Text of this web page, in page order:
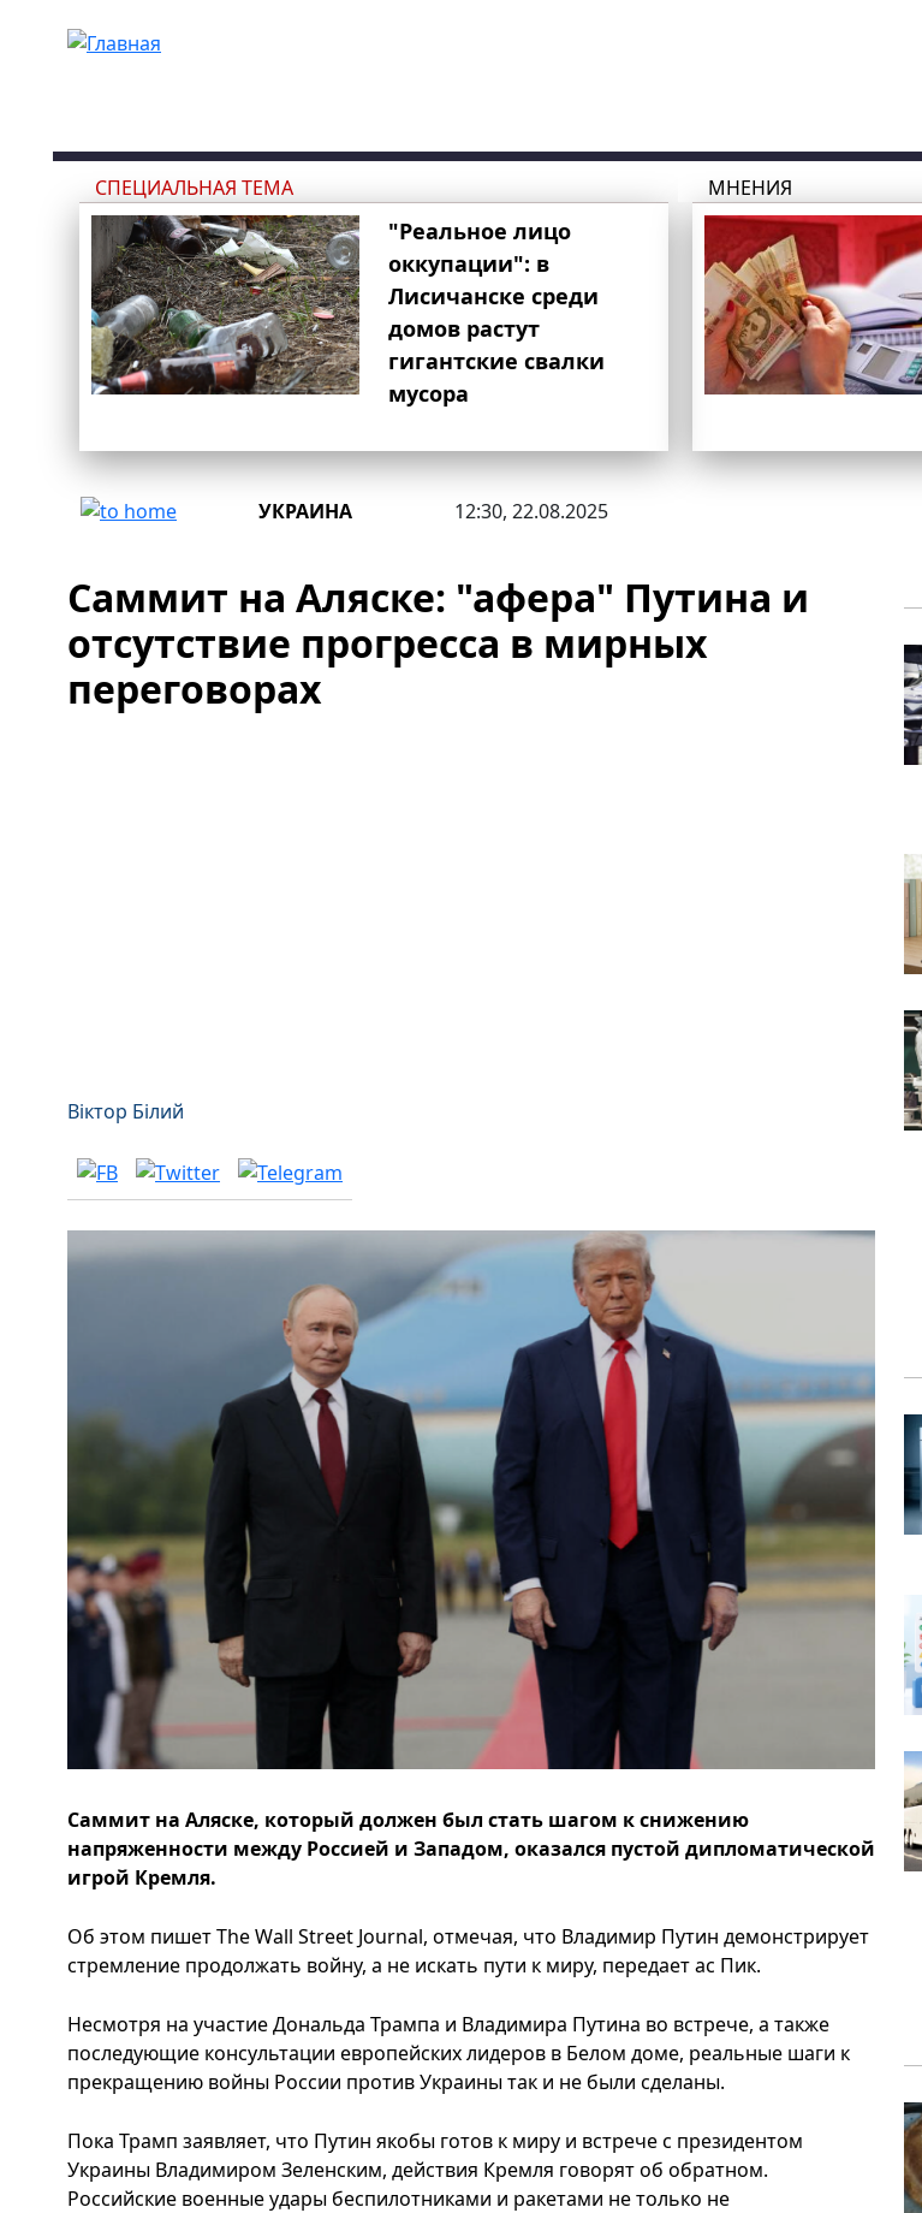
СПЕЦИАЛЬНАЯ ТЕМА
"Реальное лицо
оккупации": в
Лисичанске среди
домов растут
гигантские свалки
мусора
МНЕНИЯ
УКРАИНА 12:30, 22.08.2025
Саммит на Аляске: "афера" Путина и
отсутствие прогресса в мирных
переговорах
Віктор Білий
Саммит на Аляске, который должен был стать шагом к снижению
напряженности между Россией и Западом, оказался пустой дипломатической
игрой Кремля.
Об этом пишет The Wall Street Journal, отмечая, что Владимир Путин демонстрирует
стремление продолжать войну, а не искать пути к миру, передает ас Пик.
Несмотря на участие Дональда Трампа и Владимира Путина во встрече, а также
последующие консультации европейских лидеров в Белом доме, реальные шаги к
прекращению войны России против Украины так и не были сделаны.
Пока Трамп заявляет, что Путин якобы готов к миру и встрече с президентом
Украины Владимиром Зеленским, действия Кремля говорят об обратном.
Российские военные удары беспилотниками и ракетами не только не